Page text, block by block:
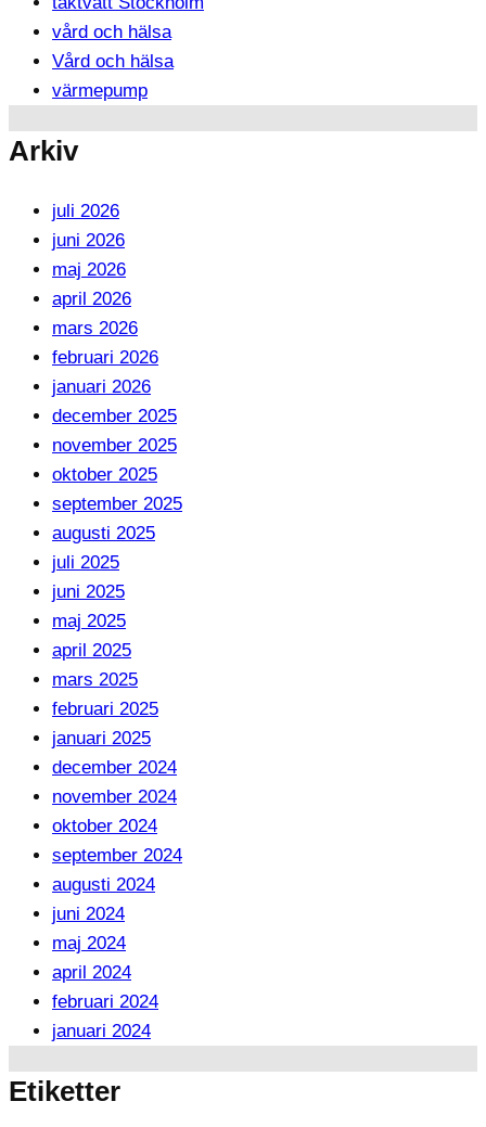
vård och hälsa
Vård och hälsa
värmepump
Arkiv
juli 2026
juni 2026
maj 2026
april 2026
mars 2026
februari 2026
januari 2026
december 2025
november 2025
oktober 2025
september 2025
augusti 2025
juli 2025
juni 2025
maj 2025
april 2025
mars 2025
februari 2025
januari 2025
december 2024
november 2024
oktober 2024
september 2024
augusti 2024
juni 2024
maj 2024
april 2024
februari 2024
januari 2024
Etiketter